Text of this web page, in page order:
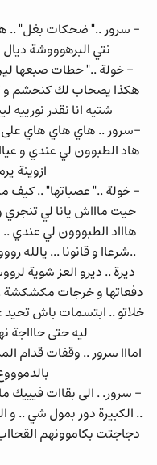
- سرور .." ضحكات بغل" ..
نتي البرهوووشة ديال
- خولة .." حطات صبعها
هكذا يصحاب لك كنحشم و
شتيه انا نقدر
-سرور .. هاي هاي هاي على
هاد الطبوون لي عندي و
ازوينة
- خولة .." عصباتها" .. كيف
حيت ماااش يانا لي تنجري
هاااد الطبووون لي عندي ..
..شرعاا و قانونا ... يالله
ديرة .. ديرو العز شوية
دفعاتها و خرجات مكشكشة
خلاتو .. ابتسمات باش تحيد
ليه حتى حاااجة
امااا سرور .. وقفات قدام
- سرور. . الى بقاات فيييك
.. الكبيرة دور بمول شي .. و
دجاجتت بكاموونهم